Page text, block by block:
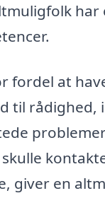
har
fordel at
til rådighed,
giver en